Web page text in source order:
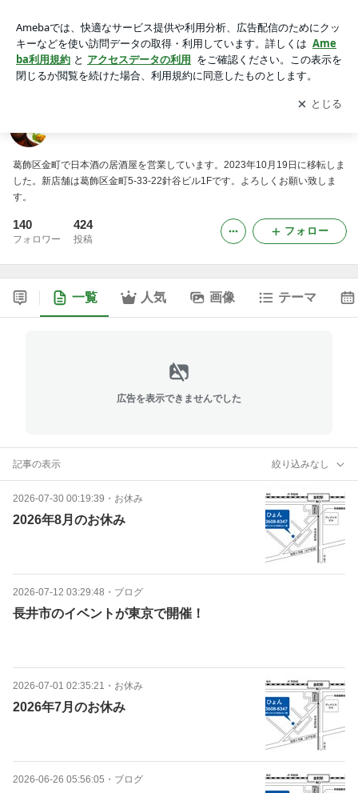
アプリをダウンロードして ブログの更新通知
を受け取りまし
ょう。
開く
葛飾区金町で日本酒の居酒屋を営業しています。2023年10月19日に移転しま
した。新店舗は葛飾区金町5-33-22針谷ビル1Fです。よろしくお願い致しま
す。
140
フォロワー
424
投稿
フォロー
一覧 人気 画像 テーマ
広告を表示できませんでした
記事の表示 絞り込みなし
2026-07-30 00:19:39 ・ お休み
2026年8月のお休み
2026-07-12 03:29:48 ・ ブログ
長井市のイベントが東京で開催！
2026-07-01 02:35:21 ・ お休み
2026年7月のお休み
2026-06-26 05:56:05 ・ ブログ